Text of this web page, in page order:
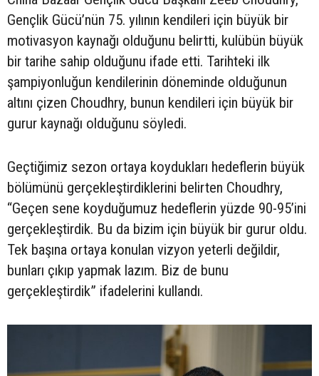
Gençlik Gücü’nün 75. yılının kendileri için büyük bir
motivasyon kaynağı olduğunu belirtti, kulübün büyük
bir tarihe sahip olduğunu ifade etti. Tarihteki ilk
şampiyonluğun kendilerinin döneminde olduğunun
altını çizen Choudhry, bunun kendileri için büyük bir
gurur kaynağı olduğunu söyledi.
Geçtiğimiz sezon ortaya koydukları hedeflerin büyük
bölümünü gerçekleştirdiklerini belirten Choudhry,
“Geçen sene koyduğumuz hedeflerin yüzde 90-95’ini
gerçekleştirdik. Bu da bizim için büyük bir gurur oldu.
Tek başına ortaya konulan vizyon yeterli değildir,
bunları çıkıp yapmak lazım. Biz de bunu
gerçekleştirdik” ifadelerini kullandı.